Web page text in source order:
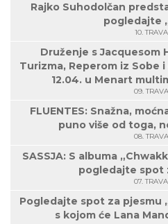
Rajko Suhodolčan
pogledajte
10.
Druženje s Jacquesom
Turizma, Reperom iz Sobe
12.04. u Menart
09.
FLUENTES: Snažna,
puno više od toga,
08.
SASSJA: S albuma
pogledajte spot
07.
Pogledajte spot za pjesmu
s kojom će Lana